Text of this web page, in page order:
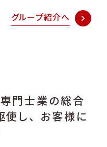
グループ紹介へ
門士業の総合
し、 お客様に